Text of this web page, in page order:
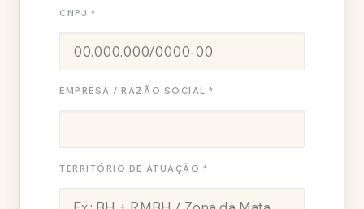
CNPJ *
EMPRESA / RAZÃO SOCIAL *
TERRITÓRIO DE ATUAÇÃO *